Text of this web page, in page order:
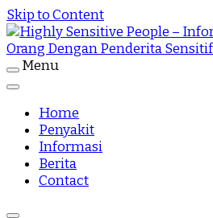
Skip to Content
Highly Sensitive
komunitas Orang
Sensitifitas yang tTnggi
Penderita Sensitifitas yang tTnggi
Menu
Home
Penyakit
Informasi
Berita
Contact